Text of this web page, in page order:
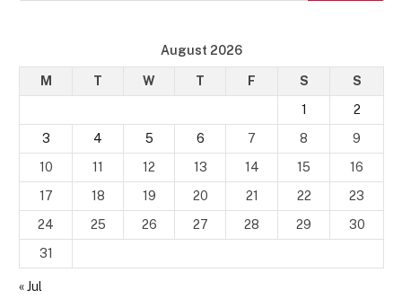
August 2026
M T W T F S
S
1
2
3
4 5 6 7 8
9
10
11 12 13 14 15
16
17
18 19 20 21 22
23
24
25 26 27 28 29
30
31
« Jul